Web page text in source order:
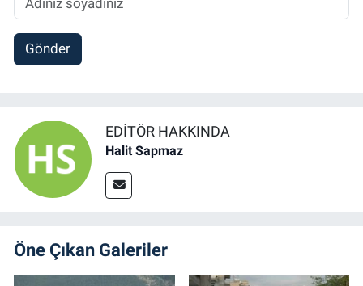
Gönder
EDITÖR HAKKINDA
Halit Sapmaz
Öne Çıkan Galeriler